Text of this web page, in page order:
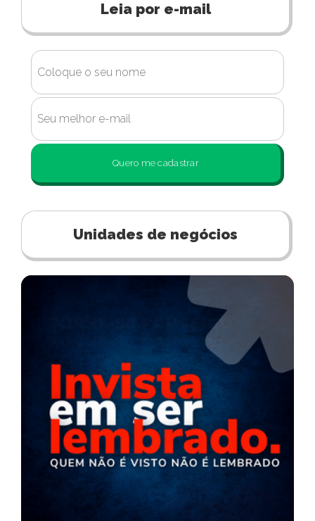
Leia por e-mail
Quero me cadastrar
Unidades de negócios